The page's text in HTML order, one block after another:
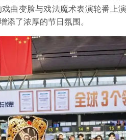
曲变脸与戏法魔术表演轮番上
了浓厚的节日氛围。